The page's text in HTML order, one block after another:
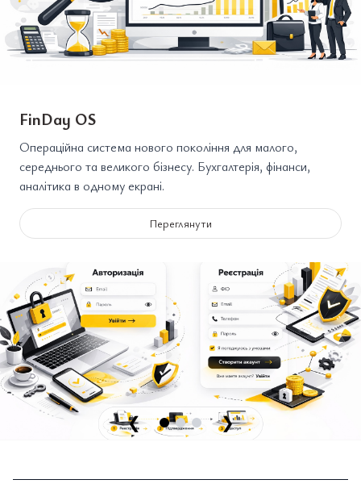
FinDay OS
Операційна система нового покоління для малого,
середнього та великого бізнесу. Бухгалтерія, фінанси,
аналітика в одному екрані.
Переглянути
❮ ❯